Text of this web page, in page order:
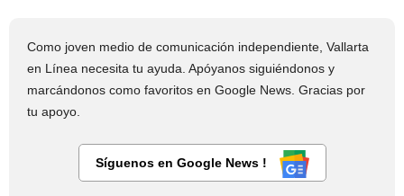
Como joven medio de comunicación independiente, Vallarta
en Línea necesita tu ayuda. Apóyanos siguiéndonos y
marcándonos como favoritos en Google News. Gracias por
tu apoyo.
Síguenos en Google News !